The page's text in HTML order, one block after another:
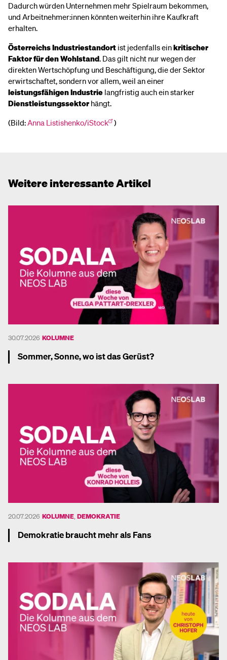
Dadurch würden Unternehmen mehr Spielraum bekommen,
und Arbeitnehmer:innen könnten weiterhin ihre Kaufkraft
erhalten.
Österreichs Industriestandort ist jedenfalls einkritischer
Faktor für den Wohlstand. Das gilt nicht nur wegen der
direkten Wertschöpfung und Beschäftigung, die der Sektor
erwirtschaftet, sondern vor allem, weil an einer
leistungsfähigenIndustrie langfristig auch ein starker
Dienstleistungssektor hängt.
(Bild:Anna Listishenko/iStock )
Weitere interessante Artikel
30.07.2026 KOLUMNE
Sommer, Sonne, wo ist das Gerüst?
20.07.2026 KOLUMNE DEMOKRATIE
Demokratie braucht mehr als Fans